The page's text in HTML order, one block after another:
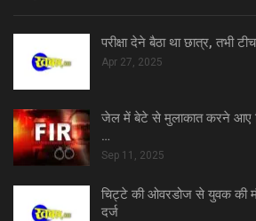
परीक्षा देने बैठा था छात्र, तभी
Apr 27, 2025
जेल में बेटे से मुलाकात करने आए
…
Sep 11, 2025
चिट्टे की ओवरडोज से युवक की
दर्ज